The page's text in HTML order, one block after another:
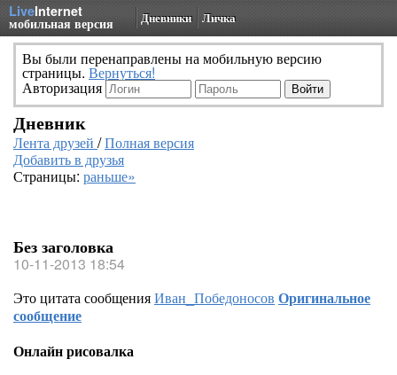
LiveInternet
мобильная версия Дневники Личка
Вы были перенаправлены на мобильную версию
страницы. Вернуться!
Авторизация
Дневник
Лента друзей /Полная версия
Добавить в друзья
Страницы: раньше»
Без заголовка
10-11-2013 18:54
Это цитата сообщенияИван_Победоносов Оригинальное
сообщение
Онлайн рисовалка